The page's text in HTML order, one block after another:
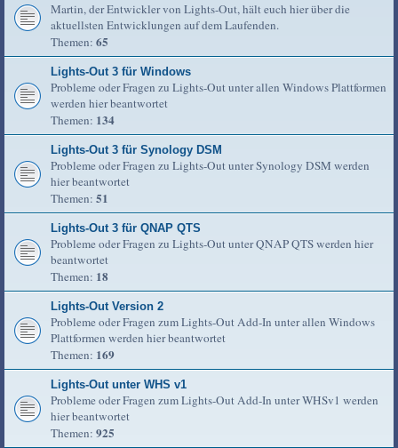
Martin, der Entwickler von Lights-Out, hält euch hier über die
aktuellsten Entwicklungen auf dem Laufenden.
Themen: 65
Lights-Out 3 für Windows
Probleme oder Fragen zu Lights-Out unter allen Windows Plattformen
werden hier beantwortet
Themen: 134
Lights-Out 3 für Synology DSM
Probleme oder Fragen zu Lights-Out unter Synology DSM werden
hier beantwortet
Themen: 51
Lights-Out 3 für QNAP QTS
Probleme oder Fragen zu Lights-Out unter QNAP QTS werden hier
beantwortet
Themen: 18
Lights-Out Version 2
Probleme oder Fragen zum Lights-Out Add-In unter allen Windows
Plattformen werden hier beantwortet
Themen: 169
Lights-Out unter WHS v1
Probleme oder Fragen zum Lights-Out Add-In unter WHSv1 werden
hier beantwortet
Themen: 925